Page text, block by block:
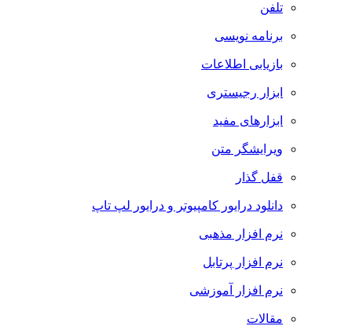
تلفن
برنامه نویسی
بازیابی اطلاعات
ابزار رجیستری
ابزارهای مفید
ویرایشگر متن
قفل گذار
دانلود درایور کامپیوتر و درایور لپ تاپ
نرم افزار مذهبی
نرم افزار پرتابل
نرم افزار آموزشی
مقالات